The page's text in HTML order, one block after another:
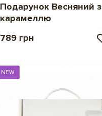
Подарунок Весняний з
карамеллю
789 грн
NEW